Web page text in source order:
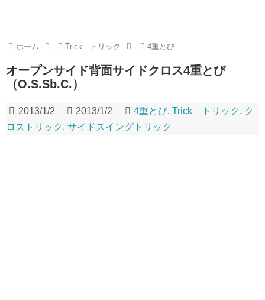
ホーム Trick トリック 4重とび
オープンサイド背面サイドクロス4重とび
（O.S.Sb.C.）
2013/1/2 2013/1/2 4重とび,Trick トリック , ク
ロストリック , サイドスイングトリック